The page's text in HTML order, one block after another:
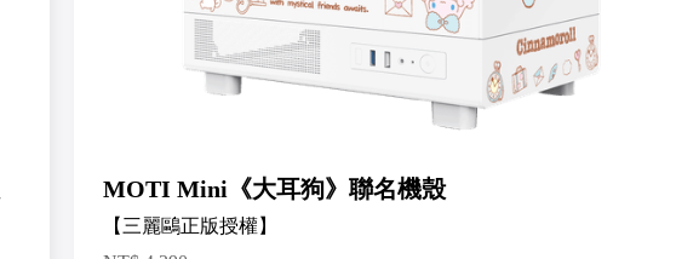
MOTI Mini《大耳狗》聯名機殼
【三麗鷗正版授權】